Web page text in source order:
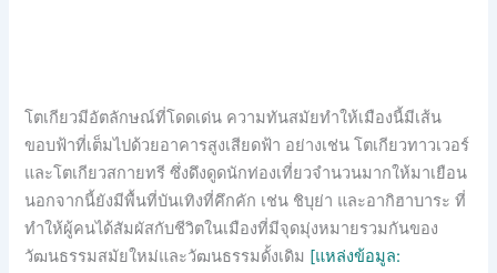
โตเกียวมีอัตลักษณ์ที่โดดเด่น ความทันสมัยทำให้เมืองนี้มีเส้น
ขอบฟ้าที่เต็มไปด้วยอาคารสูงเสียดฟ้า อย่างเช่น โตเกียวทาวเวอร์
และโตเกียวสกายทรี ซึ่งดึงดูดนักท่องเที่ยวจำนวนมากให้มาเยือน
นอกจากนี้ยังมีพื้นที่บันเทิงที่คึกคัก เช่น ชิบุย่า และอากิฮาบาระ ที่
ทำให้ผู้คนได้สัมผัสกับชีวิตในเมืองที่มีจุดมุ่งหมายรวมกันของ
วัฒนธรรมสมัยใหม่และวัฒนธรรมดั้งเดิม [แหล่งข้อมูล: